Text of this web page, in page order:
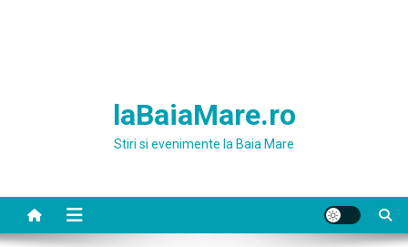
laBaiaMare.ro
Stiri si evenimente la Baia Mare